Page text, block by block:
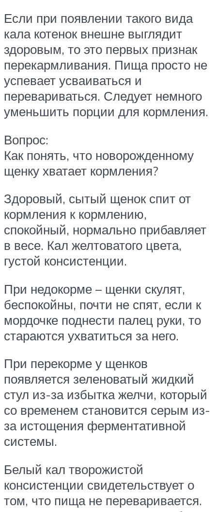
Если при появлении такого вида
кала котенок внешне выглядит
здоровым, то это первых признак
перекармливания. Пища просто не
успевает усваиваться и
перевариваться. Следует немного
уменьшить порции для кормления.
Вопрос:
Как понять, что новорожденному
щенку хватает кормления?
Здоровый, сытый щенок спит от
кормления к кормлению,
спокойный, нормально прибавляет
в весе. Кал желтоватого цвета,
густой консистенции.
При недокорме – щенки скулят,
беспокойны, почти не спят, если к
мордочке поднести палец руки, то
стараются ухватиться за него.
При перекорме у щенков
появляется зеленоватый жидкий
стул из-за избытка желчи, который
со временем становится серым из-
за истощения ферментативной
системы.
Белый кал творожистой
консистенции свидетельствует о
том, что пища не переваривается.